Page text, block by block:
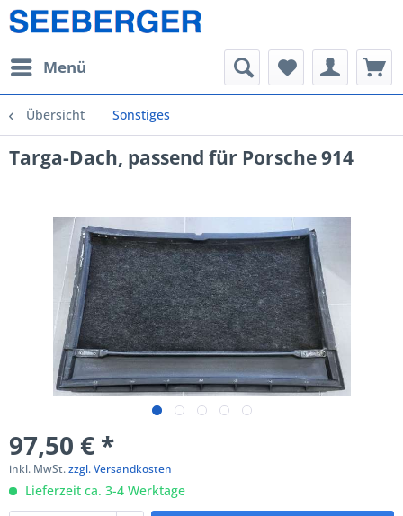
Menü
Übersicht Sonstiges
Targa-Dach, passend für Porsche 914
97,50 € *
inkl. MwSt.zzgl. Versandkosten
Lieferzeit ca. 3-4 Werktage